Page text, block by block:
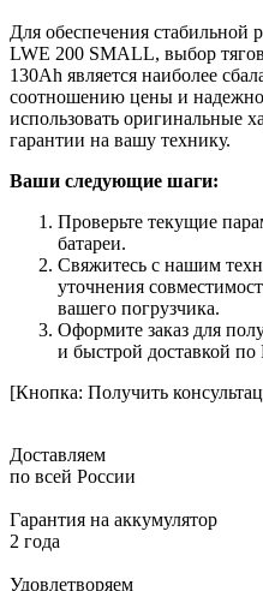
Для обеспечения стабильной
LWE 200 SMALL, выбор
130Ah является наиболее
соотношению цены и
использовать оригинальные
гарантии на вашу технику.
Ваши следующие шаги:
Проверьте текущие
батареи.
Свяжитесь с нашим
уточнения
вашего погрузчика.
Оформите заказ для
и быстрой доставкой по
[Кнопка: Получить
Доставляем
по всей России
Гарантия на аккумулятор
2 года
Удовлетворяем